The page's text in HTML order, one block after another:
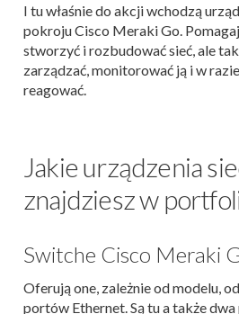
I tu właśnie do akcji wchodzą
pokroju Cisco Meraki Go.
stworzyć i rozbudować sieć, ale
zarządzać, monitorować ją i w
reagować.
Jakie urządzenia
znajdziesz w
Switche Cisco Meraki
Oferują one, zależnie od modelu,
portów Ethernet. Są tu a także